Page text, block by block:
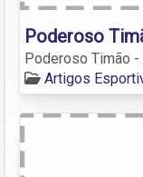
Poderoso
Poderoso Timão
Artigos